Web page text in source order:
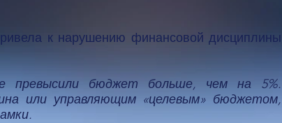
к нарушению финансовой дисциплины
бюджет больше, чем на 5%.
или управляющим «целевым» бюджетом,